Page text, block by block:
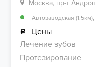
Москва, пр-т
Автозаводская (1.5км),
Цены
Лечение зубов
Протезирование